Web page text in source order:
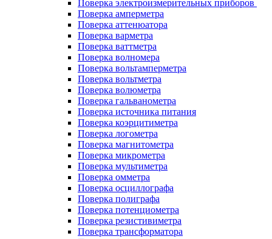
Поверка электроизмерительных приборов
Поверка амперметра
Поверка аттенюатора
Поверка варметра
Поверка ваттметра
Поверка волномера
Поверка вольтамперметра
Поверка вольтметра
Поверка волюметра
Поверка гальванометра
Поверка источника питания
Поверка коэрцитиметра
Поверка логометра
Поверка магнитометра
Поверка микрометра
Поверка мультиметра
Поверка омметра
Поверка осциллографа
Поверка полиграфа
Поверка потенциометра
Поверка резистивиметра
Поверка трансформатора